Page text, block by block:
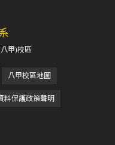
甲)校區
八甲校區地圖
料保護政策聲明